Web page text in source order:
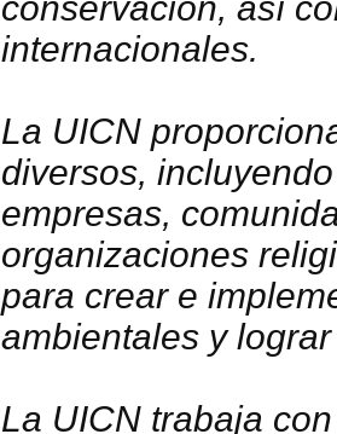
internacionales.
La UICN
diversos,
empresas,
organizaciones
para crear e
ambientales y
La UICN trabaja